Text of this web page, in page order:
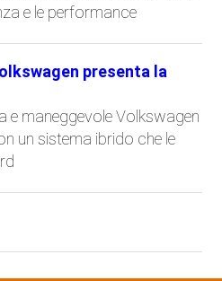
e le performance
presenta la
e maneggevole Volkswagen
un sistema ibrido che le